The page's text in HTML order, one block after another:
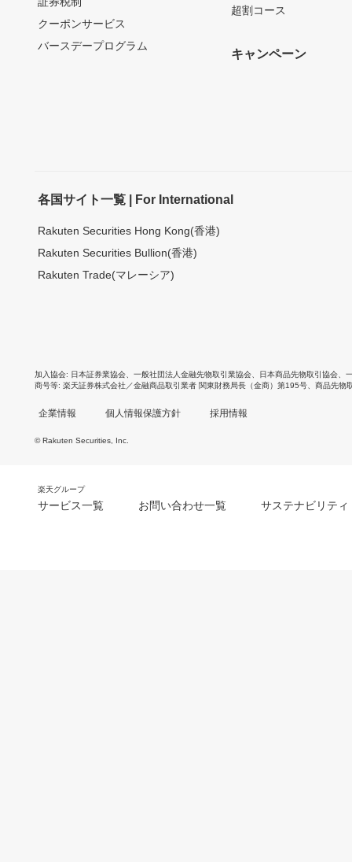
クーポンサービス
バースデープログラム
超割コース
キャンペーン
各国サイト一覧 | For International
Rakuten Securities Hong Kong(香港)
Rakuten Securities Bullion(香港)
Rakuten Trade(マレーシア)
加入協会 日本証券業協会 一般社団法人金融先物取引業協会 日本商品先物取引協会
商号等 楽天証券株式会社／金融商品取引業者 関東財務局長（金商）第195号、商品先物
企業情報 個人情報保護方針 採用情報
© Rakuten Securities, Inc.
楽天グループ
サービス一覧 お問い合わせ一覧 サステナビリティ